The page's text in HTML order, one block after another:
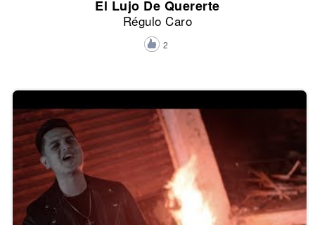
El Lujo De Quererte
Régulo Caro
2